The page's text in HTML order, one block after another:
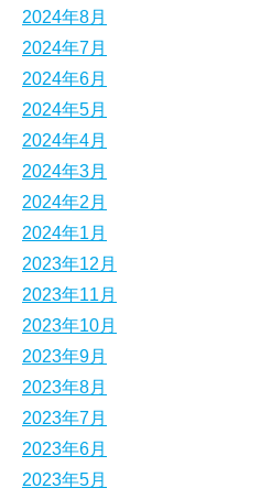
2024年8月
2024年7月
2024年6月
2024年5月
2024年4月
2024年3月
2024年2月
2024年1月
2023年12月
2023年11月
2023年10月
2023年9月
2023年8月
2023年7月
2023年6月
2023年5月